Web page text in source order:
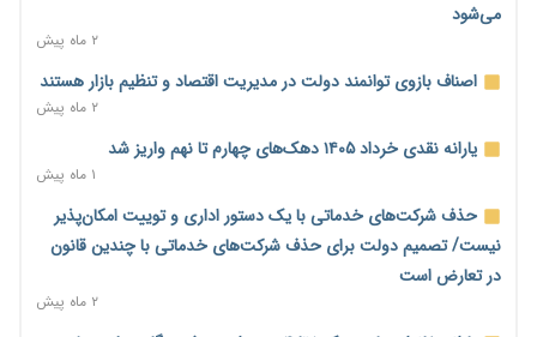
پیش‌بینی افزایش تولید برنج؛ نیاز وارداتی کشور به ۵۰۰ هزار تن
کاهش می‌یابد
۲ روز پیش
اختیارات جدید گمرکات برای تمدید ورود موقت کالا و خودرو تا
پایان شهریور ابلاغ شد
۲ روز پیش
می‌شود
۲ ماه پیش
اصناف بازوی توانمند دولت در مدیریت اقتصاد و تنظیم بازار هستند
۲ ماه پیش
یارانه نقدی خرداد ۱۴۰۵ دهک‌های چهارم تا نهم واریز شد
۱ ماه پیش
حذف شرکت‌های خدماتی با یک دستور اداری و توییت امکان‌پذیر
نیست/ تصمیم دولت برای حذف شرکت‌های خدماتی با چندین قانون
در تعارض است
۲ ماه پیش